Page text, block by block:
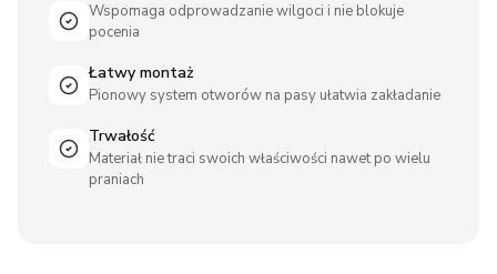
Wspomaga odprowadzanie wilgoci i nie blokuje
pocenia
Łatwy montaż
Pionowy system otworów na pasy ułatwia zakładanie
Trwałość
Materiał nie traci swoich właściwości nawet po wielu
praniach